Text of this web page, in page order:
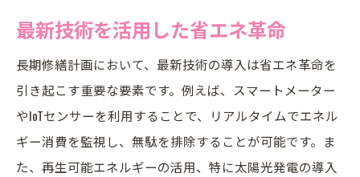
最新技術を活用した省エネ革命
長期修繕計画において、最新技術の導入は省エネ革命を
引き起こす重要な要素です。例えば、スマートメーター
やIoTセンサーを利用することで、リアルタイムでエネル
ギー消費を監視し、無駄を排除することが可能です。ま
た、再生可能エネルギーの活用、特に太陽光発電の導入